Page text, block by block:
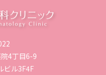
4丁目6-9
ビル3F4F